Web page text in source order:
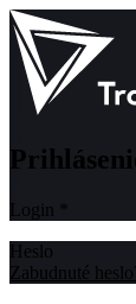
Login
Heslo
Zabudnuté